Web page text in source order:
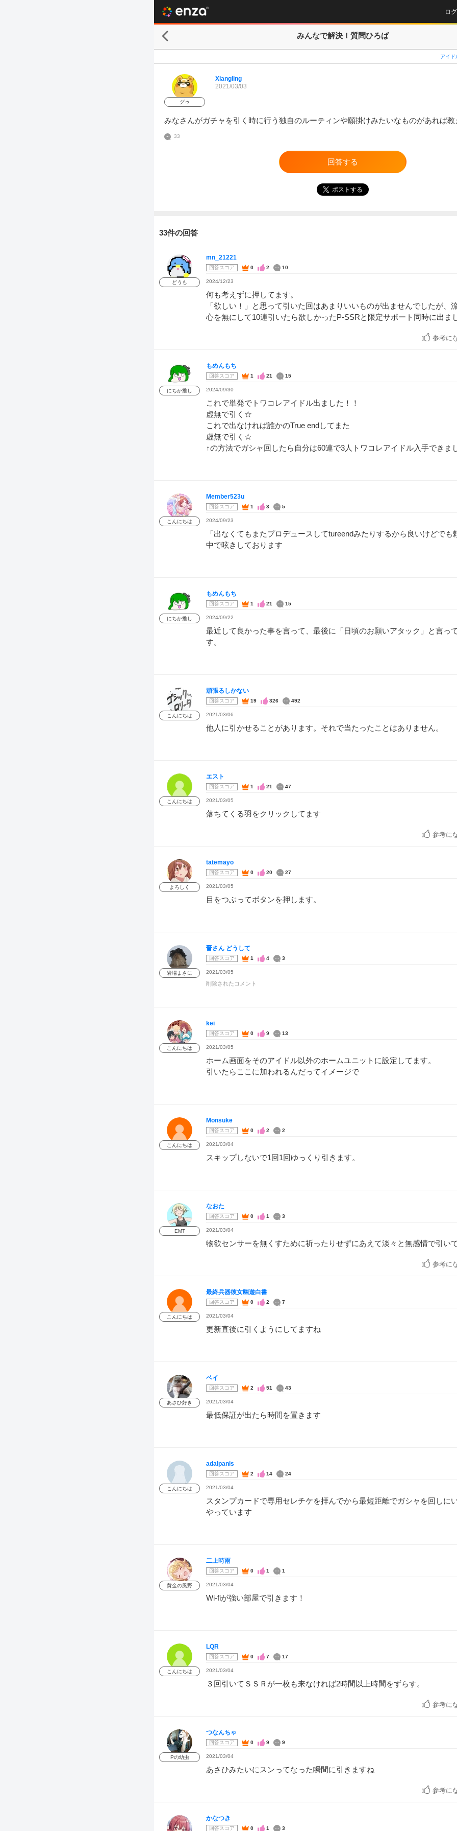
ロ
みんなで解決！ 質問ひろば
アイド
グゥ
Xiangling
2021/03/03
みなさんがガチャを引く時に行う独自のルーティンや願掛けみたいなものがあれば
33
回答する
ポストする
33件の回答
どうも
mn_21221
回答スコア 0 2 10
2024/12/23
何も考えずに押してます。
「欲しい！」と思って引いた回はあまりいいものが出ませんでしたが、
心を無にして10連引いたら欲しかったP-SSRと限定サポート同時に出ま
参考に
にちか推し
もめんもち
回答スコア 1 21 15
2024/09/30
これで単発でトワコレアイドル出ました！！
虚無で引く☆
これで出なければ誰かのTrue endしてまた
虚無で引く☆
↑の方法でガシャ回したら自分は60連で3人トワコレアイドル入手できま
こんにちは
Member523u
回答スコア 1 3 5
2024/09/23
「出なくてもまたプロデュースしてtureendみたりするから良いけどでも
中で呟きしております
にちか推し
もめんもち
回答スコア 1 21 15
2024/09/22
最近して良かった事を言って、最後に「日頃のお願いアタック」と言っ
す。
こんにちは
頑張るしかない
回答スコア 19 326 492
2021/03/06
他人に引かせることがあります。それで当たったことはありません。
こんにちは
エスト
回答スコア 1 21 47
2021/03/05
落ちてくる羽をクリックしてます
参考に
よろしく
tatemayo
回答スコア 0 20 27
2021/03/05
目をつぶってボタンを押します。
岩場まさに
晋さん どうして
回答スコア 1 4 3
2021/03/05
削除されたコメント
こんにちは
kei
回答スコア 0 9 13
2021/03/05
ホーム画面をそのアイドル以外のホームユニットに設定してます。
引いたらここに加われるんだってイメージで
こんにちは
Monsuke
回答スコア 0 2 2
2021/03/04
スキップしないで1回1回ゆっくり引きます。
EMT
なおた
回答スコア 0 1 3
2021/03/04
物欲センサーを無くすために祈ったりせずにあえて淡々と無感情で引い
参考に
こんにちは
最終兵器彼女幽遊白書
回答スコア 0 2 7
2021/03/04
更新直後に引くようにしてますね
あさひ好き
ベイ
回答スコア 2 51 43
2021/03/04
最低保証が出たら時間を置きます
こんにちは
adalpanis
回答スコア 2 14 24
2021/03/04
スタンプカードで専用セレチケを拝んでから最短距離でガシャを回しに
やっています
黄金の風野
二上時雨
回答スコア 0 1 1
2021/03/04
Wi-fiが強い部屋で引きます！
こんにちは
LQR
回答スコア 0 7 17
2021/03/04
３回引いてＳＳＲが一枚も来なければ2時間以上時間をずらす。
参考に
Pの幼虫
つなんちゃ
回答スコア 0 9 9
2021/03/04
あさひみたいにスンってなった瞬間に引きますね
参考に
かなつき
回答スコア 0 1 3